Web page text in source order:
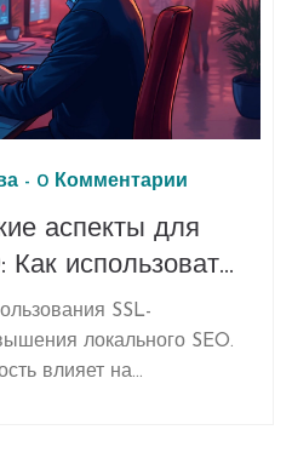
- 0 Комментарии
аспекты для
Как использовать
SSL-
локального SEO.
влияет на